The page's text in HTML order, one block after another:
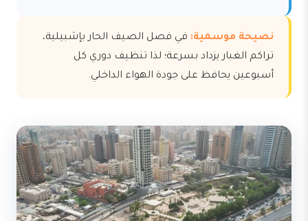
نصيحة موسمية: في فصل الصيف الحار بإشبيلية،
تراكم الغبار يزداد بسرعة؛ لذا تنظيف دوري كل
أسبوعين يحافظ على جودة الهواء الداخلي.